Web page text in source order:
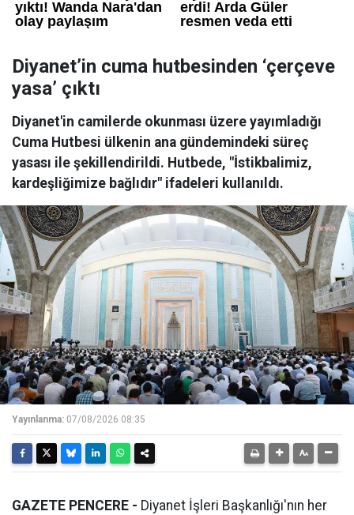
Diyanet’in cuma hutbesinden ‘çerçeve
yasa’ çıktı
Diyanet'in camilerde okunması üzere yayımladığı
Cuma Hutbesi ülkenin ana gündemindeki süreç
yasası ile şekillendirildi. Hutbede, "İstikbalimiz,
kardeşliğimize bağlıdır" ifadeleri kullanıldı.
Yayınlanma: 07/08/2026 08:35
GAZETE PENCERE - Diyanet İşleri Başkanlığı'nın her